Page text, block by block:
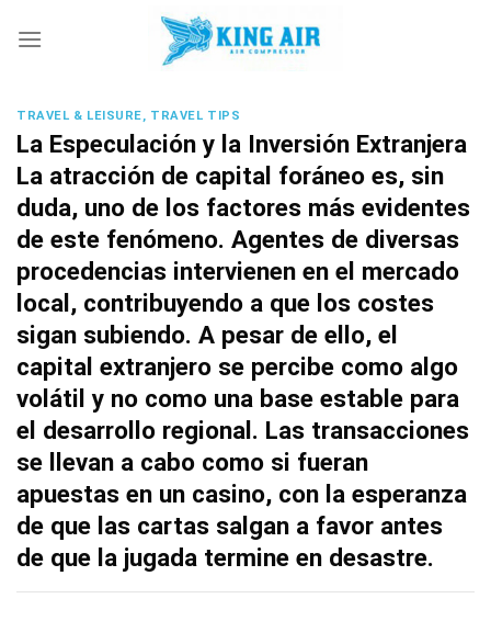
TRAVEL & LEISURE, TRAVEL TIPS
La Especulación y la Inversión Extranjera
La atracción de capital foráneo es, sin
duda, uno de los factores más evidentes
de este fenómeno. Agentes de diversas
procedencias intervienen en el mercado
local, contribuyendo a que los costes
sigan subiendo. A pesar de ello, el
capital extranjero se percibe como algo
volátil y no como una base estable para
el desarrollo regional. Las transacciones
se llevan a cabo como si fueran
apuestas en un casino, con la esperanza
de que las cartas salgan a favor antes
de que la jugada termine en desastre.